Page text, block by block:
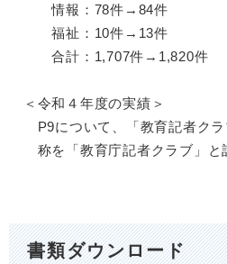
情報：78件→84件
福祉：10件→13件
合計：1,707件→1,820件
＜令和４年度の実績＞
P9について、「教育記者クラ
称を「教育庁記者クラブ」と
書類ダウンロード